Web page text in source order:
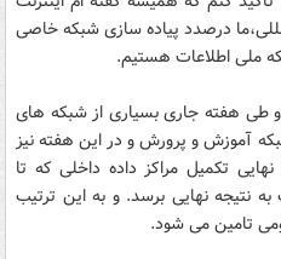
درصدد پیاده سازی شبکه خاصی
ملی اطلاعات هستیم.
و طی هفته جاری بسیاری از شبکه های
آموزش و پرورش و در این هفته نیز
تکمیل مراکز داده داخلی که تا
است به نتیجه نهایی برسد. و به این ترتیب
تامین می شود.